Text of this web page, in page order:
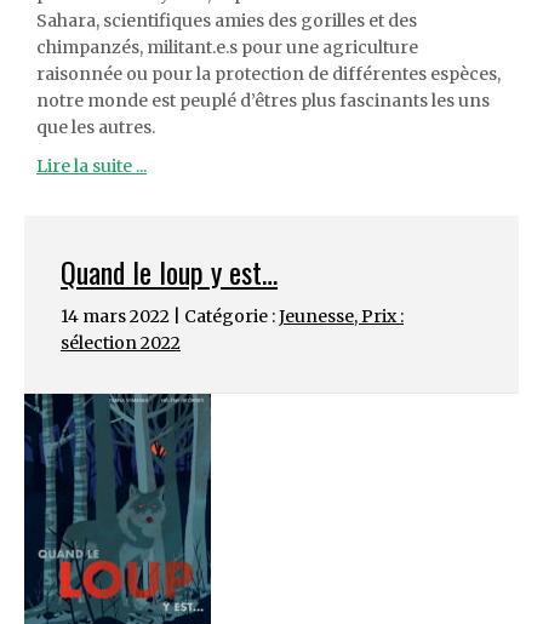
Sahara, scientifiques amies des gorilles et des
chimpanzés, militant.e.s pour une agriculture
raisonnée ou pour la protection de différentes espèces,
notre monde est peuplé d’êtres plus fascinants les uns
que les autres.
Lire la suite ...
Quand le loup y est…
14 mars 2022 | Catégorie :Jeunesse,Prix :
sélection 2022